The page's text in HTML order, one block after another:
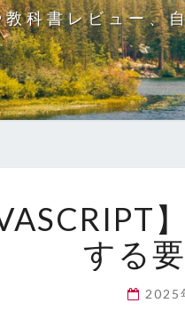
科書レビュー、
する
2025